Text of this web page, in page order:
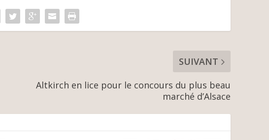
SUIVANT
Altkirch en lice pour le concours du plus beau
marché d’Alsace